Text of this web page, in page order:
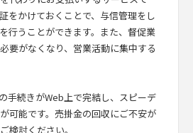
をかけておくことで、与信管理をし
行うことができます。また、督促業
要がなくなり、営業活動に集中する
手続きがWeb上で完結し、スピーデ
可能です。売掛金の回収にご不安が
検討ください。